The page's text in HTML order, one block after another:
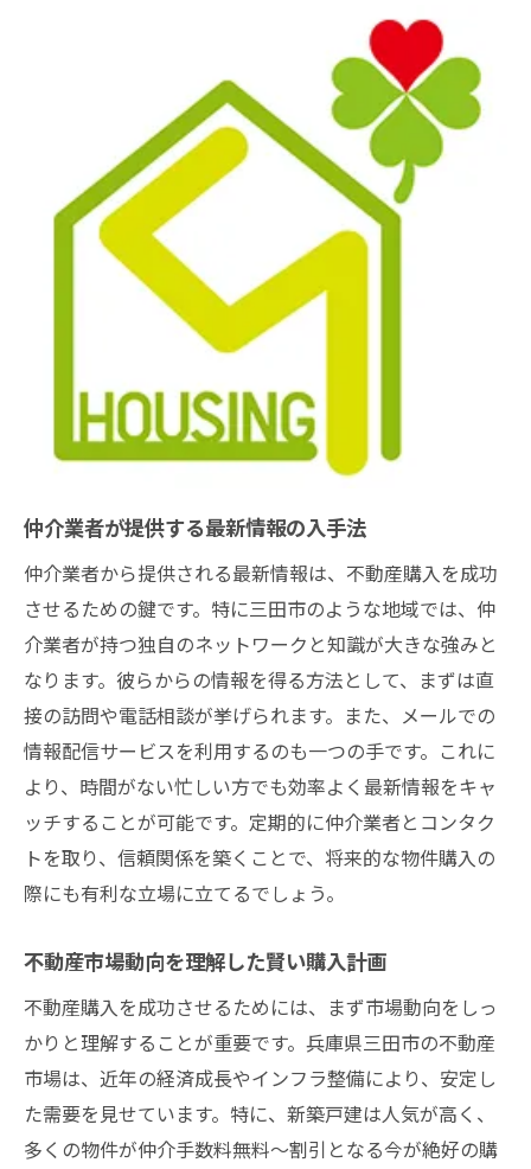
仲介業者が提供する最新情報の入手法
仲介業者から提供される最新情報は、不動産購入を成功
させるための鍵です。特に三田市のような地域では、仲
介業者が持つ独自のネットワークと知識が大きな強みと
なります。彼らからの情報を得る方法として、まずは直
接の訪問や電話相談が挙げられます。また、メールでの
情報配信サービスを利用するのも一つの手です。これに
より、時間がない忙しい方でも効率よく最新情報をキャ
ッチすることが可能です。定期的に仲介業者とコンタク
トを取り、信頼関係を築くことで、将来的な物件購入の
際にも有利な立場に立てるでしょう。
不動産市場動向を理解した賢い購入計画
不動産購入を成功させるためには、まず市場動向をしっ
かりと理解することが重要です。兵庫県三田市の不動産
市場は、近年の経済成長やインフラ整備により、安定し
た需要を見せています。特に、新築戸建は人気が高く、
多くの物件が仲介手数料無料～割引となる今が絶好の購